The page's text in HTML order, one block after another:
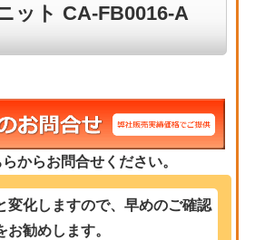
ット CA-FB0016-A
からお問合せください。
変化しますので、早めのご確認
お勧めします。